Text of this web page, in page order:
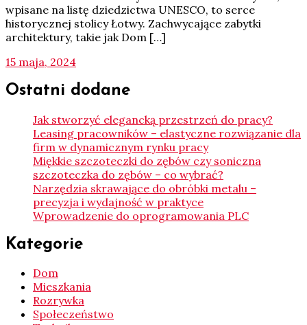
wpisane na listę dziedzictwa UNESCO, to serce
historycznej stolicy Łotwy. Zachwycające zabytki
architektury, takie jak Dom […]
15 maja, 2024
Ostatni dodane
Jak stworzyć elegancką przestrzeń do pracy?
Leasing pracowników – elastyczne rozwiązanie dla
firm w dynamicznym rynku pracy
Miękkie szczoteczki do zębów czy soniczna
szczoteczka do zębów – co wybrać?
Narzędzia skrawające do obróbki metalu –
precyzja i wydajność w praktyce
Wprowadzenie do oprogramowania PLC
Kategorie
Dom
Mieszkania
Rozrywka
Społeczeństwo